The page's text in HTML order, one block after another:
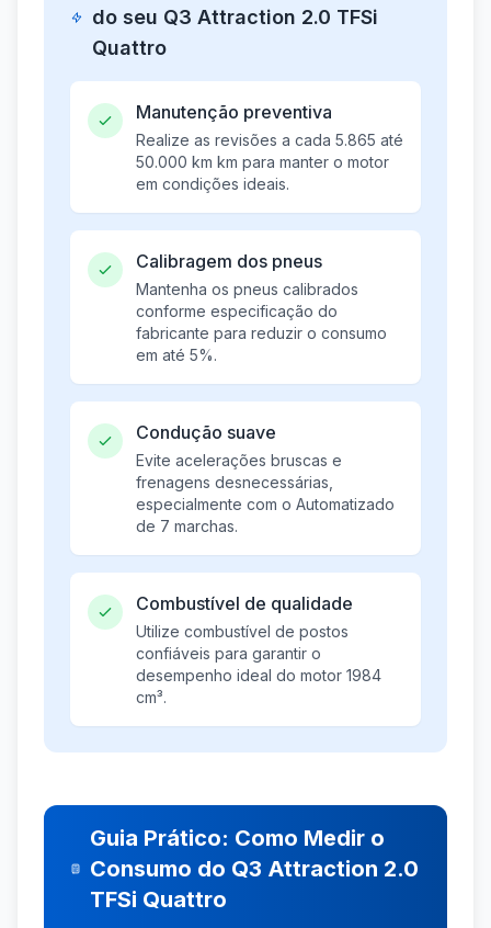
do seu Q3 Attraction 2.0 TFSi
Quattro
Manutenção preventiva
Realize as revisões a cada 5.865 até
50.000 km km para manter o motor
em condições ideais.
Calibragem dos pneus
Mantenha os pneus calibrados
conforme especificação do
fabricante para reduzir o consumo
em até 5%.
Condução suave
Evite acelerações bruscas e
frenagens desnecessárias,
especialmente com o Automatizado
de 7 marchas.
Combustível de qualidade
Utilize combustível de postos
confiáveis para garantir o
desempenho ideal do motor 1984
cm³.
Guia Prático: Como Medir o
Consumo do Q3 Attraction 2.0
TFSi Quattro